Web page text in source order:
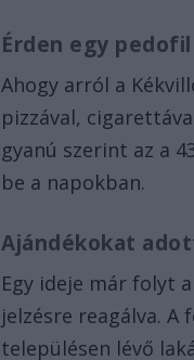
Érden egy
Ahogy arról a
pizzával,
gyanú szerint az a
be a napokban.
Ajándékokat
Egy ideje már folyt
jelzésre reagálva.
településen lévő